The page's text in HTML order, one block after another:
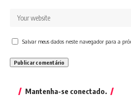
Salvar meus dados neste navegador para a
Mantenha-se conectado.